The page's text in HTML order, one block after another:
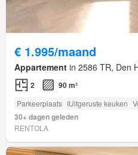
€ 1.995/maand
Appartement in 2586 TR, Den
2 90 m²
Parkeerplaats IUitgeruste keuken
30+ dagen geleden
RENTOLA